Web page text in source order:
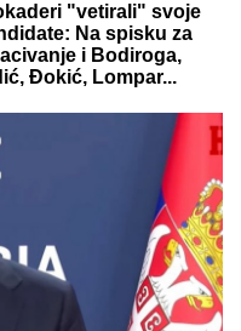
"vetirali" svoje
Na spisku za
i Bodiroga,
Đokić, Lompar...